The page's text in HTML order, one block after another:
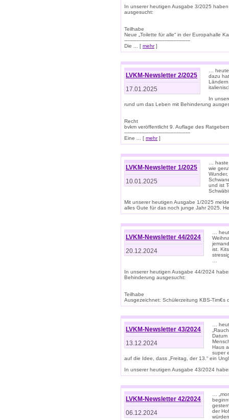
In unserer heutigen Ausgabe 3/2025
ausgesucht:
Teilhabe
Neue „Toilette für alle“ in der Europahalle
-------------------------------------------
Die ... [ mehr]
LVKM-Newsletter 2/2025
17.01.2025
…
dazu
In
rund um das Leben mit Behinderung
Recht
bvkm veröffentlicht 9. Auflage des
-------------------------------------------
Eine ... [ mehr]
LVKM-Newsletter 1/2025
10.01.2025
…
wie
und ist
Mit unserer heutigen Ausgabe 1/2025
alles Gute für das noch junge Jahr 2025.
LVKM-Newsletter 44/2024
20.12.2024
…
ist.
In unserer heutigen Ausgabe 44/2024
Behinderung ausgesucht:
Teilhabe
Ausgezeichnet: Schülerzeitung KBS-Tim€s
LVKM-Newsletter 43/2024
13.12.2024
…
Datum
Haus
super
auf die Idee, dass „Freitag, der 13.“ ein
In unserer heutigen Ausgabe 43/2024
LVKM-Newsletter 42/2024
06.12.2024
…
der